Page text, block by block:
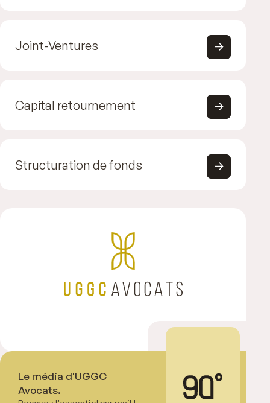
Joint-Ventures
Capital retournement
Structuration de fonds
Le média d'UGGC
Avocats.